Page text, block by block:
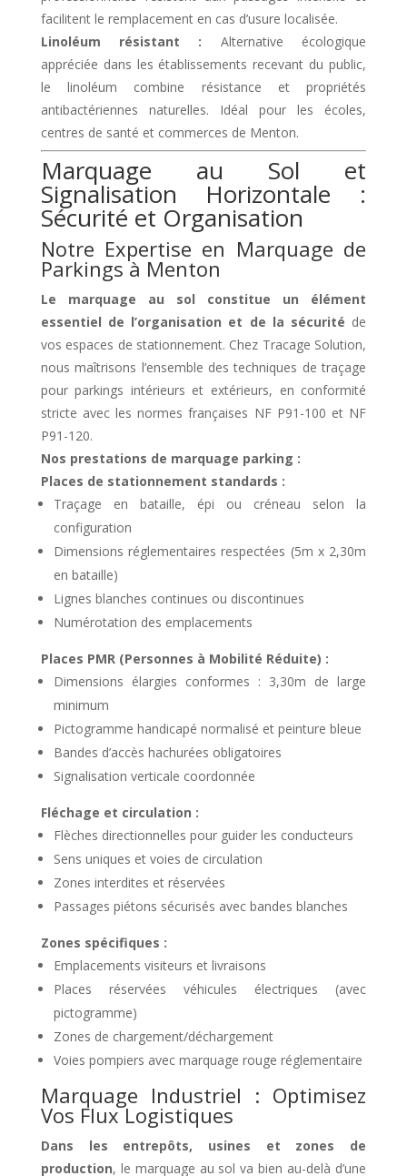
facilitent le remplacement en cas d’usure localisée.
Linoléum résistant : Alternative écologique
appréciée dans les établissements recevant du public,
le linoléum combine résistance et propriétés
antibactériennes naturelles. Idéal pour les écoles,
centres de santé et commerces de Menton.
Marquage au Sol et
Signalisation Horizontale :
Sécurité et Organisation
Notre Expertise en Marquage de
Parkings à Menton
Le marquage au sol constitue un élément
essentiel de l’organisation et de la sécurité de
vos espaces de stationnement. Chez Tracage Solution,
nous maîtrisons l’ensemble des techniques de traçage
pour parkings intérieurs et extérieurs, en conformité
stricte avec les normes françaises NF P91-100 et NF
P91-120.
Nos prestations de marquage parking :
Places de stationnement standards :
Traçage en bataille, épi ou créneau selon la
configuration
Dimensions réglementaires respectées (5m x 2,30m
en bataille)
Lignes blanches continues ou discontinues
Numérotation des emplacements
Places PMR (Personnes à Mobilité Réduite) :
Dimensions élargies conformes : 3,30m de large
minimum
Pictogramme handicapé normalisé et peinture bleue
Bandes d’accès hachurées obligatoires
Signalisation verticale coordonnée
Fléchage et circulation :
Flèches directionnelles pour guider les conducteurs
Sens uniques et voies de circulation
Zones interdites et réservées
Passages piétons sécurisés avec bandes blanches
Zones spécifiques :
Emplacements visiteurs et livraisons
Places réservées véhicules électriques (avec
pictogramme)
Zones de chargement/déchargement
Voies pompiers avec marquage rouge réglementaire
Marquage Industriel : Optimisez
Vos Flux Logistiques
Dans les entrepôts, usines et zones de
production, le marquage au sol va bien au-delà d’une